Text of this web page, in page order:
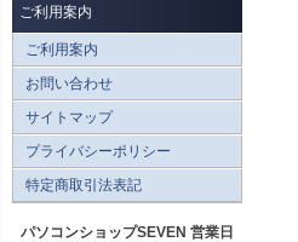
ご利用案内
ご利用案内
お問い合わせ
サイトマップ
プライバシーポリシー
特定商取引法表記
パソコンショップSEVEN 営業日